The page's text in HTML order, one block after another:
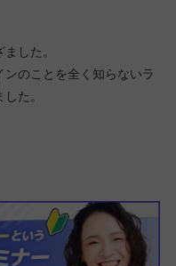
した。
のことを全く知らないラ
た。